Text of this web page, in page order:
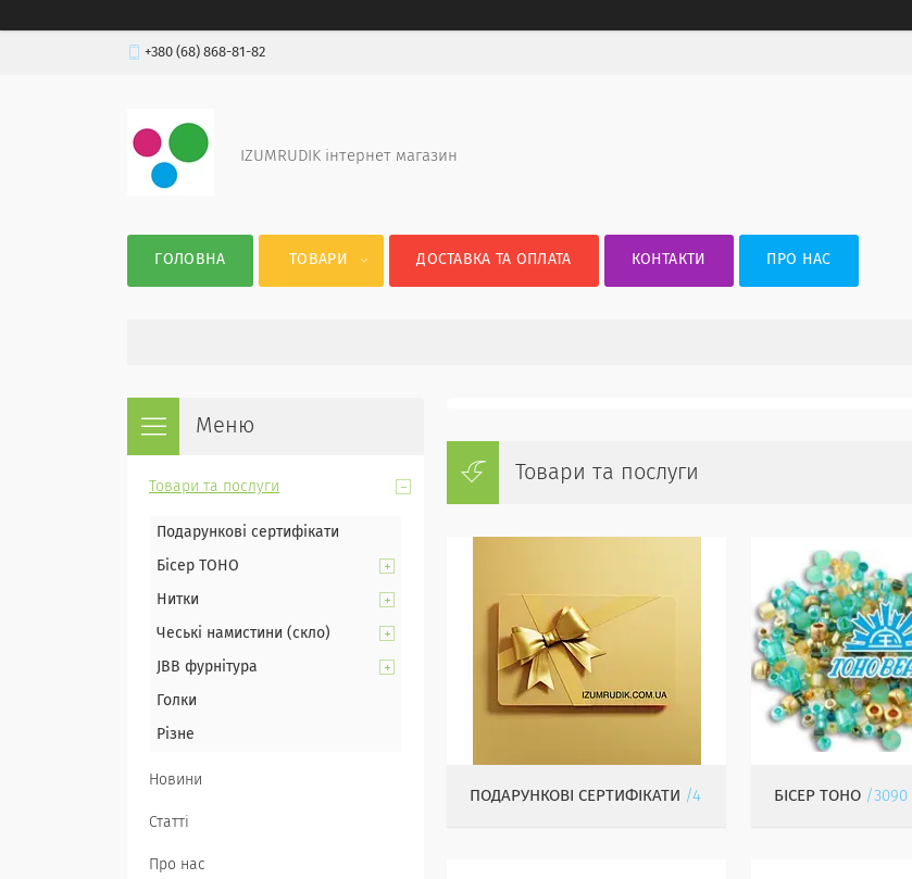
+380 (68) 868-81-82
IZUMRUDIK інтернет магазин
ГОЛОВНА ТОВАРИ ДОСТАВКА ТА ОПЛАТА КОНТАКТИ ПРО НАС
Товари та послуги
ПОДАРУНКОВІ СЕРТИФІКАТИ 4 БІСЕР TOHO 3090
Товари та послуги
Подарункові сертифікати
Бісер TOHO
Нитки
Чеські намистини (скло)
JBB фурнітура
Голки
Різне
Новини
Статті
Про нас